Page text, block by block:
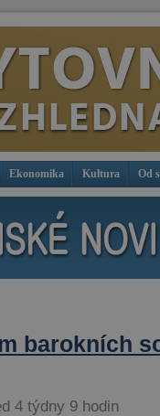
Ekonomika Kultura Od
barokních
4 týdny 9 hodin